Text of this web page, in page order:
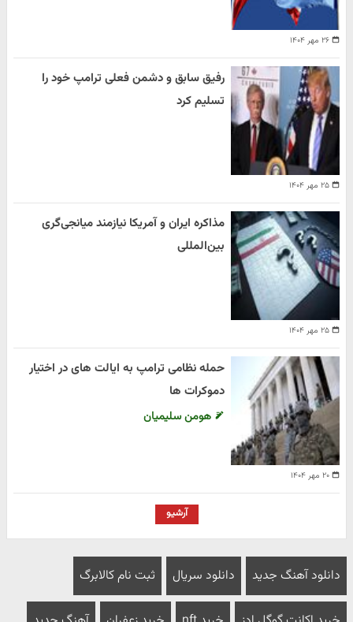
۲۶ مهر ۱۴۰۴
۲۵ مهر ۱۴۰۴
رفیق سابق و دشمن فعلی ترامپ خود را
تسلیم کرد
۲۵ مهر ۱۴۰۴
مذاکره ایران و آمریکا نیازمند میانجی‌گری
بین‌المللی
۲۰ مهر ۱۴۰۴
حمله نظامی ترامپ به ایالت های در اختیار
دموکرات ها
هومن سلیمیان
آرشیو
دانلود آهنگ جدید دانلود سریال ثبت نام کالابرگ